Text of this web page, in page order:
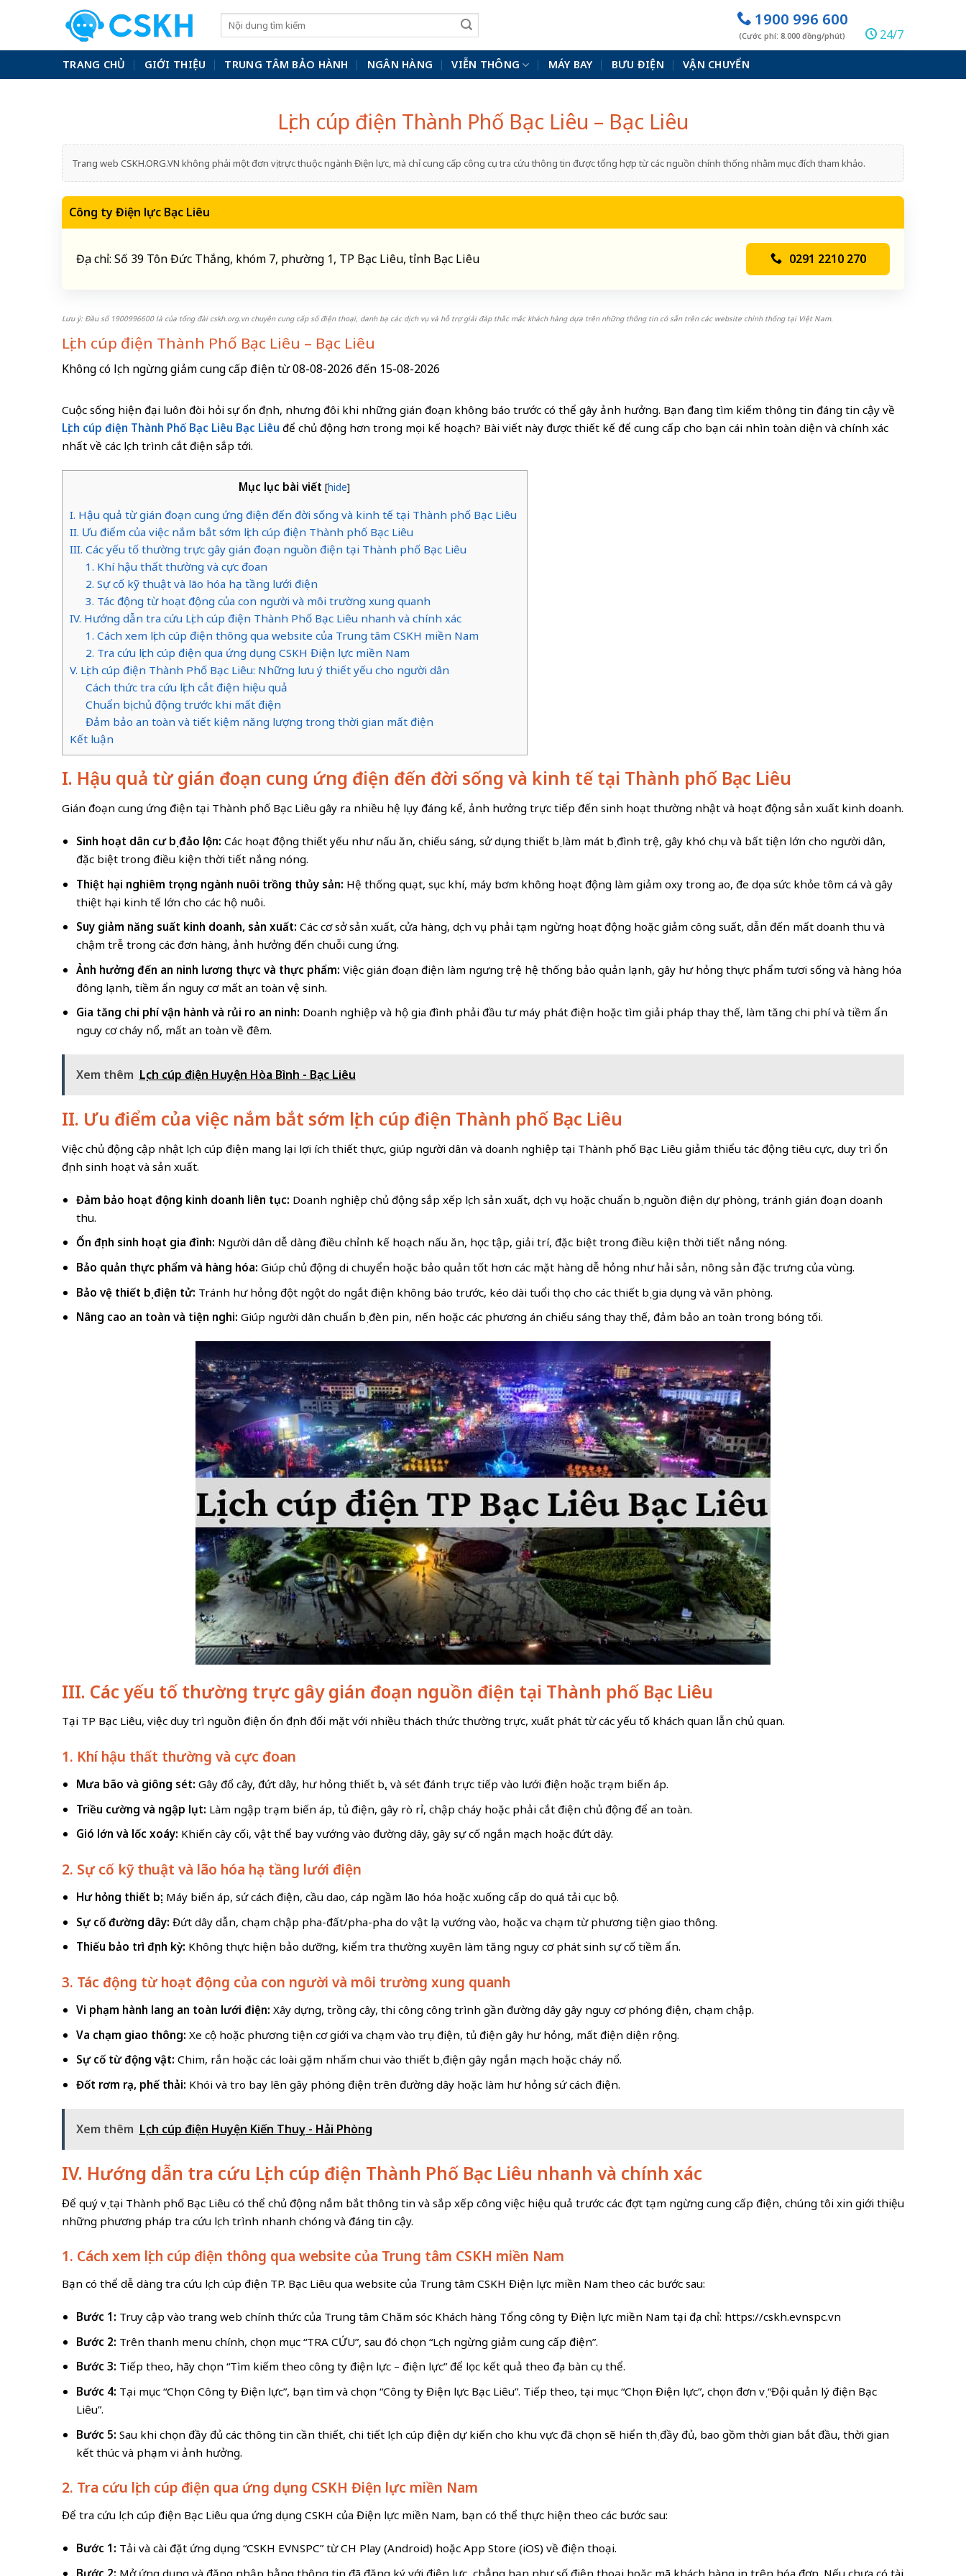
1900 996 600
(Cước phí: 8.000 đồng/phút) 24/7
TRANG CHỦ GIỚI THIỆU TRUNG TÂM BẢO HÀNH NGÂN HÀNG VIỄN THÔNG MÁY BAY BƯU ĐIỆN VẬN CHUYỂN
Lịch cúp điện Thành Phố Bạc Liêu – Bạc Liêu
Trang web CSKH.ORG.VN không phải một đơn vị trực thuộc ngành Điện lực, mà chỉ cung cấp công cụ tra cứu thông tin được tổng hợp từ các nguồn chính thống nhằm mục đích tham khảo.
Công ty Điện lực Bạc Liêu
Địa chỉ: Số 39 Tôn Đức Thắng, khóm 7, phường 1, TP Bạc Liêu, tỉnh Bạc Liêu 0291 2210 270
Lưu ý: Đầu số 1900996600 là của tổng đài cskh.org.vn chuyên cung cấp số điện thoại, danh bạ các dịch vụ và hỗ trợ giải đáp thắc mắc khách hàng dựa trên những thông tin có sẵn trên các website chính thống tại Việt Nam.
Lịch cúp điện Thành Phố Bạc Liêu – Bạc Liêu
Không có lịch ngừng giảm cung cấp điện từ 08-08-2026 đến 15-08-2026
Cuộc sống hiện đại luôn đòi hỏi sự ổn định, nhưng đôi khi những gián đoạn không báo trước có thể gây ảnh hưởng. Bạn đang tìm kiếm thông tin đáng tin cậy về
Lịch cúp điện Thành Phố Bạc Liêu Bạc Liêu để chủ động hơn trong mọi kế hoạch? Bài viết này được thiết kế để cung cấp cho bạn cái nhìn toàn diện và chính xác
nhất về các lịch trình cắt điện sắp tới.
Mục lục bài viết [hide]
I. Hậu quả từ gián đoạn cung ứng điện đến đời sống và kinh tế tại Thành phố Bạc Liêu
II. Ưu điểm của việc nắm bắt sớm lịch cúp điện Thành phố Bạc Liêu
III. Các yếu tố thường trực gây gián đoạn nguồn điện tại Thành phố Bạc Liêu
1. Khí hậu thất thường và cực đoan
2. Sự cố kỹ thuật và lão hóa hạ tầng lưới điện
3. Tác động từ hoạt động của con người và môi trường xung quanh
IV. Hướng dẫn tra cứu Lịch cúp điện Thành Phố Bạc Liêu nhanh và chính xác
1. Cách xem lịch cúp điện thông qua website của Trung tâm CSKH miền Nam
2. Tra cứu lịch cúp điện qua ứng dụng CSKH Điện lực miền Nam
V. Lịch cúp điện Thành Phố Bạc Liêu: Những lưu ý thiết yếu cho người dân
Cách thức tra cứu lịch cắt điện hiệu quả
Chuẩn bị chủ động trước khi mất điện
Đảm bảo an toàn và tiết kiệm năng lượng trong thời gian mất điện
Kết luận
I. Hậu quả từ gián đoạn cung ứng điện đến đời sống và kinh tế tại Thành phố Bạc Liêu
Gián đoạn cung ứng điện tại Thành phố Bạc Liêu gây ra nhiều hệ lụy đáng kể, ảnh hưởng trực tiếp đến sinh hoạt thường nhật và hoạt động sản xuất kinh doanh.
Sinh hoạt dân cư bị đảo lộn:Các hoạt động thiết yếu như nấu ăn, chiếu sáng, sử dụng thiết bị làm mát bị đình trệ, gây khó chịu và bất tiện lớn cho người dân,
đặc biệt trong điều kiện thời tiết nắng nóng.
Thiệt hại nghiêm trọng ngành nuôi trồng thủy sản: Hệ thống quạt, sục khí, máy bơm không hoạt động làm giảm oxy trong ao, đe dọa sức khỏe tôm cá và gây
thiệt hại kinh tế lớn cho các hộ nuôi.
Suy giảm năng suất kinh doanh, sản xuất: Các cơ sở sản xuất, cửa hàng, dịch vụ phải tạm ngừng hoạt động hoặc giảm công suất, dẫn đến mất doanh thu và
chậm trễ trong các đơn hàng, ảnh hưởng đến chuỗi cung ứng.
Ảnh hưởng đến an ninh lương thực và thực phẩm:Việc gián đoạn điện làm ngưng trệ hệ thống bảo quản lạnh, gây hư hỏng thực phẩm tươi sống và hàng hóa
đông lạnh, tiềm ẩn nguy cơ mất an toàn vệ sinh.
Gia tăng chi phí vận hành và rủi ro an ninh: Doanh nghiệp và hộ gia đình phải đầu tư máy phát điện hoặc tìm giải pháp thay thế, làm tăng chi phí và tiềm ẩn
nguy cơ cháy nổ, mất an toàn về đêm.
Xem thêm Lịch cúp điện Huyện Hòa Bình - Bạc Liêu
II. Ưu điểm của việc nắm bắt sớm lịch cúp điện Thành phố Bạc Liêu
Việc chủ động cập nhật lịch cúp điện mang lại lợi ích thiết thực, giúp người dân và doanh nghiệp tại Thành phố Bạc Liêu giảm thiểu tác động tiêu cực, duy trì ổn
định sinh hoạt và sản xuất.
Đảm bảo hoạt động kinh doanh liên tục: Doanh nghiệp chủ động sắp xếp lịch sản xuất, dịch vụ hoặc chuẩn bị nguồn điện dự phòng, tránh gián đoạn doanh
thu.
Ổn định sinh hoạt gia đình: Người dân dễ dàng điều chỉnh kế hoạch nấu ăn, học tập, giải trí, đặc biệt trong điều kiện thời tiết nắng nóng.
Bảo quản thực phẩm và hàng hóa: Giúp chủ động di chuyển hoặc bảo quản tốt hơn các mặt hàng dễ hỏng như hải sản, nông sản đặc trưng của vùng.
Bảo vệ thiết bị điện tử: Tránh hư hỏng đột ngột do ngắt điện không báo trước, kéo dài tuổi thọ cho các thiết bị gia dụng và văn phòng.
Nâng cao an toàn và tiện nghi:Giúp người dân chuẩn bị đèn pin, nến hoặc các phương án chiếu sáng thay thế, đảm bảo an toàn trong bóng tối.
III. Các yếu tố thường trực gây gián đoạn nguồn điện tại Thành phố Bạc Liêu
Tại TP Bạc Liêu, việc duy trì nguồn điện ổn định đối mặt với nhiều thách thức thường trực, xuất phát từ các yếu tố khách quan lẫn chủ quan.
1. Khí hậu thất thường và cực đoan
Mưa bão và giông sét: Gây đổ cây, đứt dây, hư hỏng thiết bị, và sét đánh trực tiếp vào lưới điện hoặc trạm biến áp.
Triều cường và ngập lụt: Làm ngập trạm biến áp, tủ điện, gây rò rỉ, chập cháy hoặc phải cắt điện chủ động để an toàn.
Gió lớn và lốc xoáy: Khiến cây cối, vật thể bay vướng vào đường dây, gây sự cố ngắn mạch hoặc đứt dây.
2. Sự cố kỹ thuật và lão hóa hạ tầng lưới điện
Hư hỏng thiết bị: Máy biến áp, sứ cách điện, cầu dao, cáp ngầm lão hóa hoặc xuống cấp do quá tải cục bộ.
Sự cố đường dây:Đứt dây dẫn, chạm chập pha-đất/pha-pha do vật lạ vướng vào, hoặc va chạm từ phương tiện giao thông.
Thiếu bảo trì định kỳ: Không thực hiện bảo dưỡng, kiểm tra thường xuyên làm tăng nguy cơ phát sinh sự cố tiềm ẩn.
3. Tác động từ hoạt động của con người và môi trường xung quanh
Vi phạm hành lang an toàn lưới điện: Xây dựng, trồng cây, thi công công trình gần đường dây gây nguy cơ phóng điện, chạm chập.
Va chạm giao thông: Xe cộ hoặc phương tiện cơ giới va chạm vào trụ điện, tủ điện gây hư hỏng, mất điện diện rộng.
Sự cố từ động vật:Chim, rắn hoặc các loài gặm nhấm chui vào thiết bị điện gây ngắn mạch hoặc cháy nổ.
Đốt rơm rạ, phế thải: Khói và tro bay lên gây phóng điện trên đường dây hoặc làm hư hỏng sứ cách điện.
Xem thêm Lịch cúp điện Huyện Kiến Thuỵ - Hải Phòng
IV. Hướng dẫn tra cứu Lịch cúp điện Thành Phố Bạc Liêu nhanh và chính xác
Để quý vị tại Thành phố Bạc Liêu có thể chủ động nắm bắt thông tin và sắp xếp công việc hiệu quả trước các đợt tạm ngừng cung cấp điện, chúng tôi xin giới thiệu
những phương pháp tra cứu lịch trình nhanh chóng và đáng tin cậy.
1. Cách xem lịch cúp điện thông qua website của Trung tâm CSKH miền Nam
Bạn có thể dễ dàng tra cứu lịch cúp điện TP. Bạc Liêu qua website của Trung tâm CSKH Điện lực miền Nam theo các bước sau:
Bước 1: Truy cập vào trang web chính thức của Trung tâm Chăm sóc Khách hàng Tổng công ty Điện lực miền Nam tại địa chỉ: https://cskh.evnspc.vn
Bước 2: Trên thanh menu chính, chọn mục “TRA CỨU”, sau đó chọn “Lịch ngừng giảm cung cấp điện”.
Bước 3: Tiếp theo, hãy chọn “Tìm kiếm theo công ty điện lực – điện lực” để lọc kết quả theo địa bàn cụ thể.
Bước 4: Tại mục “Chọn Công ty Điện lực”, bạn tìm và chọn “Công ty Điện lực Bạc Liêu”. Tiếp theo, tại mục “Chọn Điện lực”, chọn đơn vị “Đội quản lý điện Bạc
Liêu”.
Bước 5: Sau khi chọn đầy đủ các thông tin cần thiết, chi tiết lịch cúp điện dự kiến cho khu vực đã chọn sẽ hiển thị đầy đủ, bao gồm thời gian bắt đầu, thời gian
kết thúc và phạm vi ảnh hưởng.
2. Tra cứu lịch cúp điện qua ứng dụng CSKH Điện lực miền Nam
Để tra cứu lịch cúp điện Bạc Liêu qua ứng dụng CSKH của Điện lực miền Nam, bạn có thể thực hiện theo các bước sau:
Bước 1: Tải và cài đặt ứng dụng “CSKH EVNSPC” từ CH Play (Android) hoặc App Store (iOS) về điện thoại.
Bước 2: Mở ứng dụng và đăng nhập bằng thông tin đã đăng ký với điện lực, chẳng hạn như số điện thoại hoặc mã khách hàng in trên hóa đơn. Nếu chưa có tài